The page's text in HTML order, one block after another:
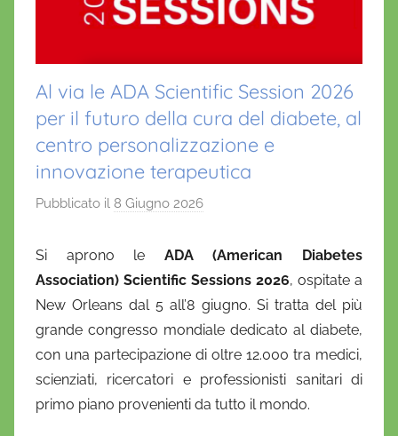
Al via le ADA Scientific Session 2026
per il futuro della cura del diabete, al
centro personalizzazione e
innovazione terapeutica
Pubblicato il 8 Giugno 2026
D
i
l
a
D
Si aprono le ADA (American Diabetes
Association) Scientific Sessions 2026, ospitate a
New Orleans dal 5 all’8 giugno. Si tratta del più
grande congresso mondiale dedicato al diabete,
con una partecipazione di oltre 12.000 tra medici,
scienziati, ricercatori e professionisti sanitari di
primo piano provenienti da tutto il mondo.